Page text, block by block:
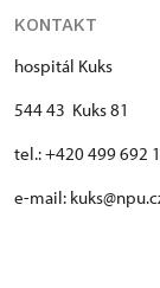
KONTAKT
hospitál Kuks
544 43 Kuks 81
tel.: +420 499 692
e-mail: